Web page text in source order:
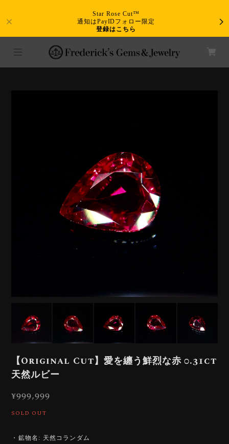
Star Rose Cut™
通知はPayIDフォロー限定
登録はこちら
【Original Cut】愛を纏う鮮烈な赤 0.31ct
天然ルビー
¥999,999
SOLD OUT
・鉱物名: 天然コランダム